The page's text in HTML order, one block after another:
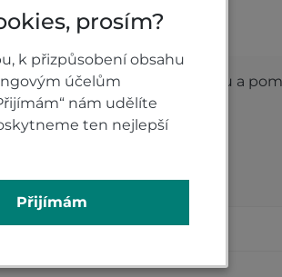
produktu
vlastní hodnocení produktu a
prosím?
k přizpůsobení obsahu
účelům
nám udělíte
ten nejlepší
Přijímám